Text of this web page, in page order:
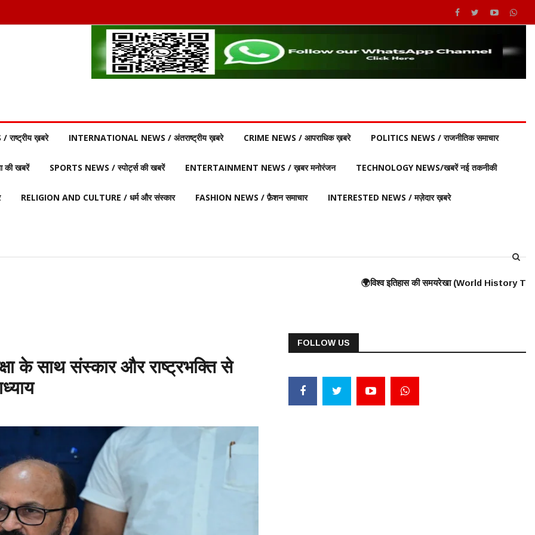
ख़बरे INTERNATIONAL NEWS / अंतराष्ट्रीय ख़बरे CRIME NEWS / आपराधिक ख़बरे POLITICS NEWS / राजनीतिक समाचार
की खबरें SPORTS NEWS / स्पोर्ट्स की खबरें ENTERTAINMENT NEWS / ख़बर मनोरंजन TECHNOLOGY NEWS/खबरें नई तकनीकी
RELIGION AND CULTURE / धर्म और संस्कार FASHION NEWS / फ़ैशन समाचार INTERESTED NEWS / मज़ेदार ख़बरे
महान की मृत्यु ♦️ईसा पूर्व 214 – चीन की महान दीवार (Great Wall) के निर्माण की शुरुआत ⸻ 🟠 375 ई. – हूणों का यूरोप पर आक्रमण 🟠
♦️ईसा पूर्व 753 – रोम नगर की स्थापना ♦️ईसा पूर्व 490 – मैराथन का युद्ध, यूनानियों ने फारसियों को पराजित किया ♦️ ईसा पूर्व 360 – प्लेटो और
🌍विश्व इतिहास की समयरेखा (World History Timeline) ⸻ ♦️ ईसा पूर्व
के साथ संस्कार और राष्ट्रभक्ति से
FOLLOW US